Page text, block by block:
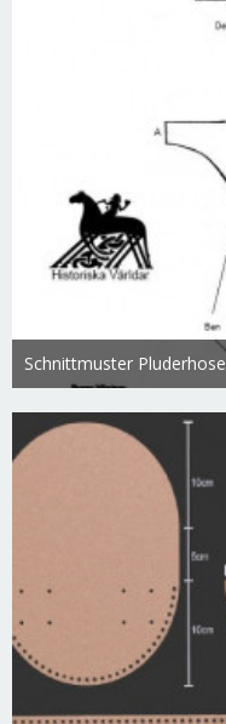
Schnittmuster Pluderhose
Swietlana
17. März 2019
5.020
0 0